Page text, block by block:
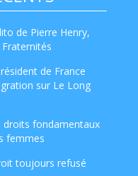
de Pierre Henry,
de France
sur Le Long
droits fondamentaux
femmes
toujours refusé